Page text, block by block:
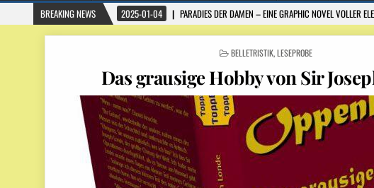
BREAKING NEWS
2025-01-04 PARADIES DER DAMEN – EINE GRAPHIC NOVEL VOLLER
POSTED IN
BELLETRISTIK,LESEPROBE
Das grausige Hobby von Sir